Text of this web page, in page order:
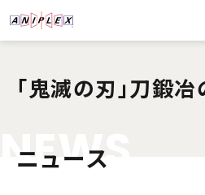
「鬼滅の刃」刀鍛
NEWS
ニュース